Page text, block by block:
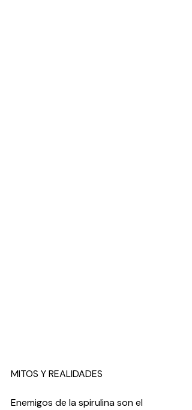
MITOS Y REALIDADES
Enemigos de la spirulina son el